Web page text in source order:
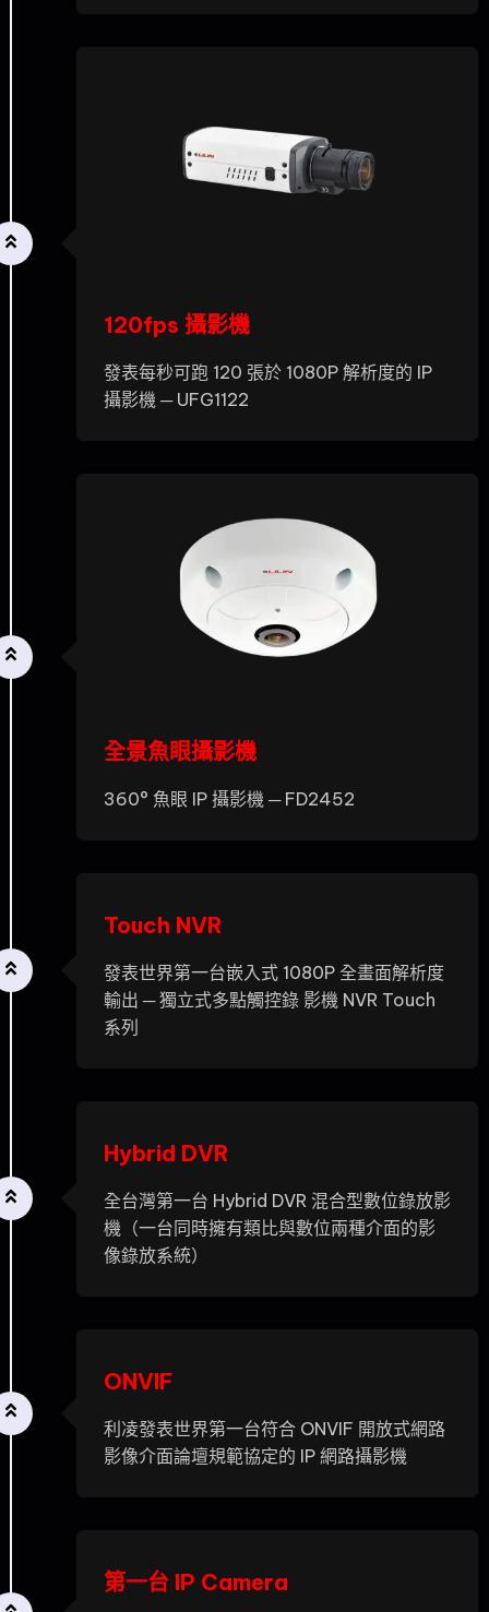
120fps 攝影機
發表每秒可跑 120 張於 1080P 解析度的 IP
攝影機 ─ UFG1122
全景魚眼攝影機
360° 魚眼 IP 攝影機 ─ FD2452
Touch NVR
發表世界第一台嵌入式 1080P 全畫面解析度
輸出 ─ 獨立式多點觸控錄 影機 NVR Touch
系列
Hybrid DVR
全台灣第一台 Hybrid DVR 混合型數位錄放影
機（一台同時擁有類比與數位兩種介面的影
像錄放系統）
ONVIF
利凌發表世界第一台符合 ONVIF 開放式網路
影像介面論壇規範協定的 IP 網路攝影機
第一台 IP Camera